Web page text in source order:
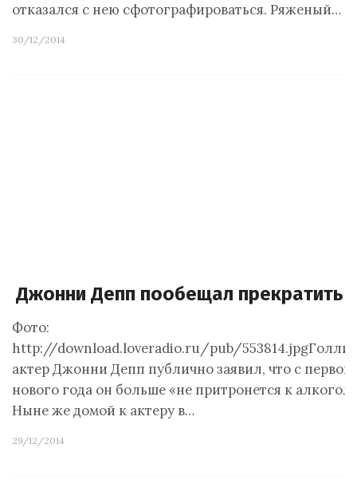
отказался с нею сфотографироваться. Ряженый…
30/12/2014
Джонни Депп пообещал прекратить
Фото:
http://download.loveradio.ru/pub/
актер Джонни Депп публично заявил, что с
нового года он больше «не притронется к
Ныне же домой к актеру в…
29/12/2014